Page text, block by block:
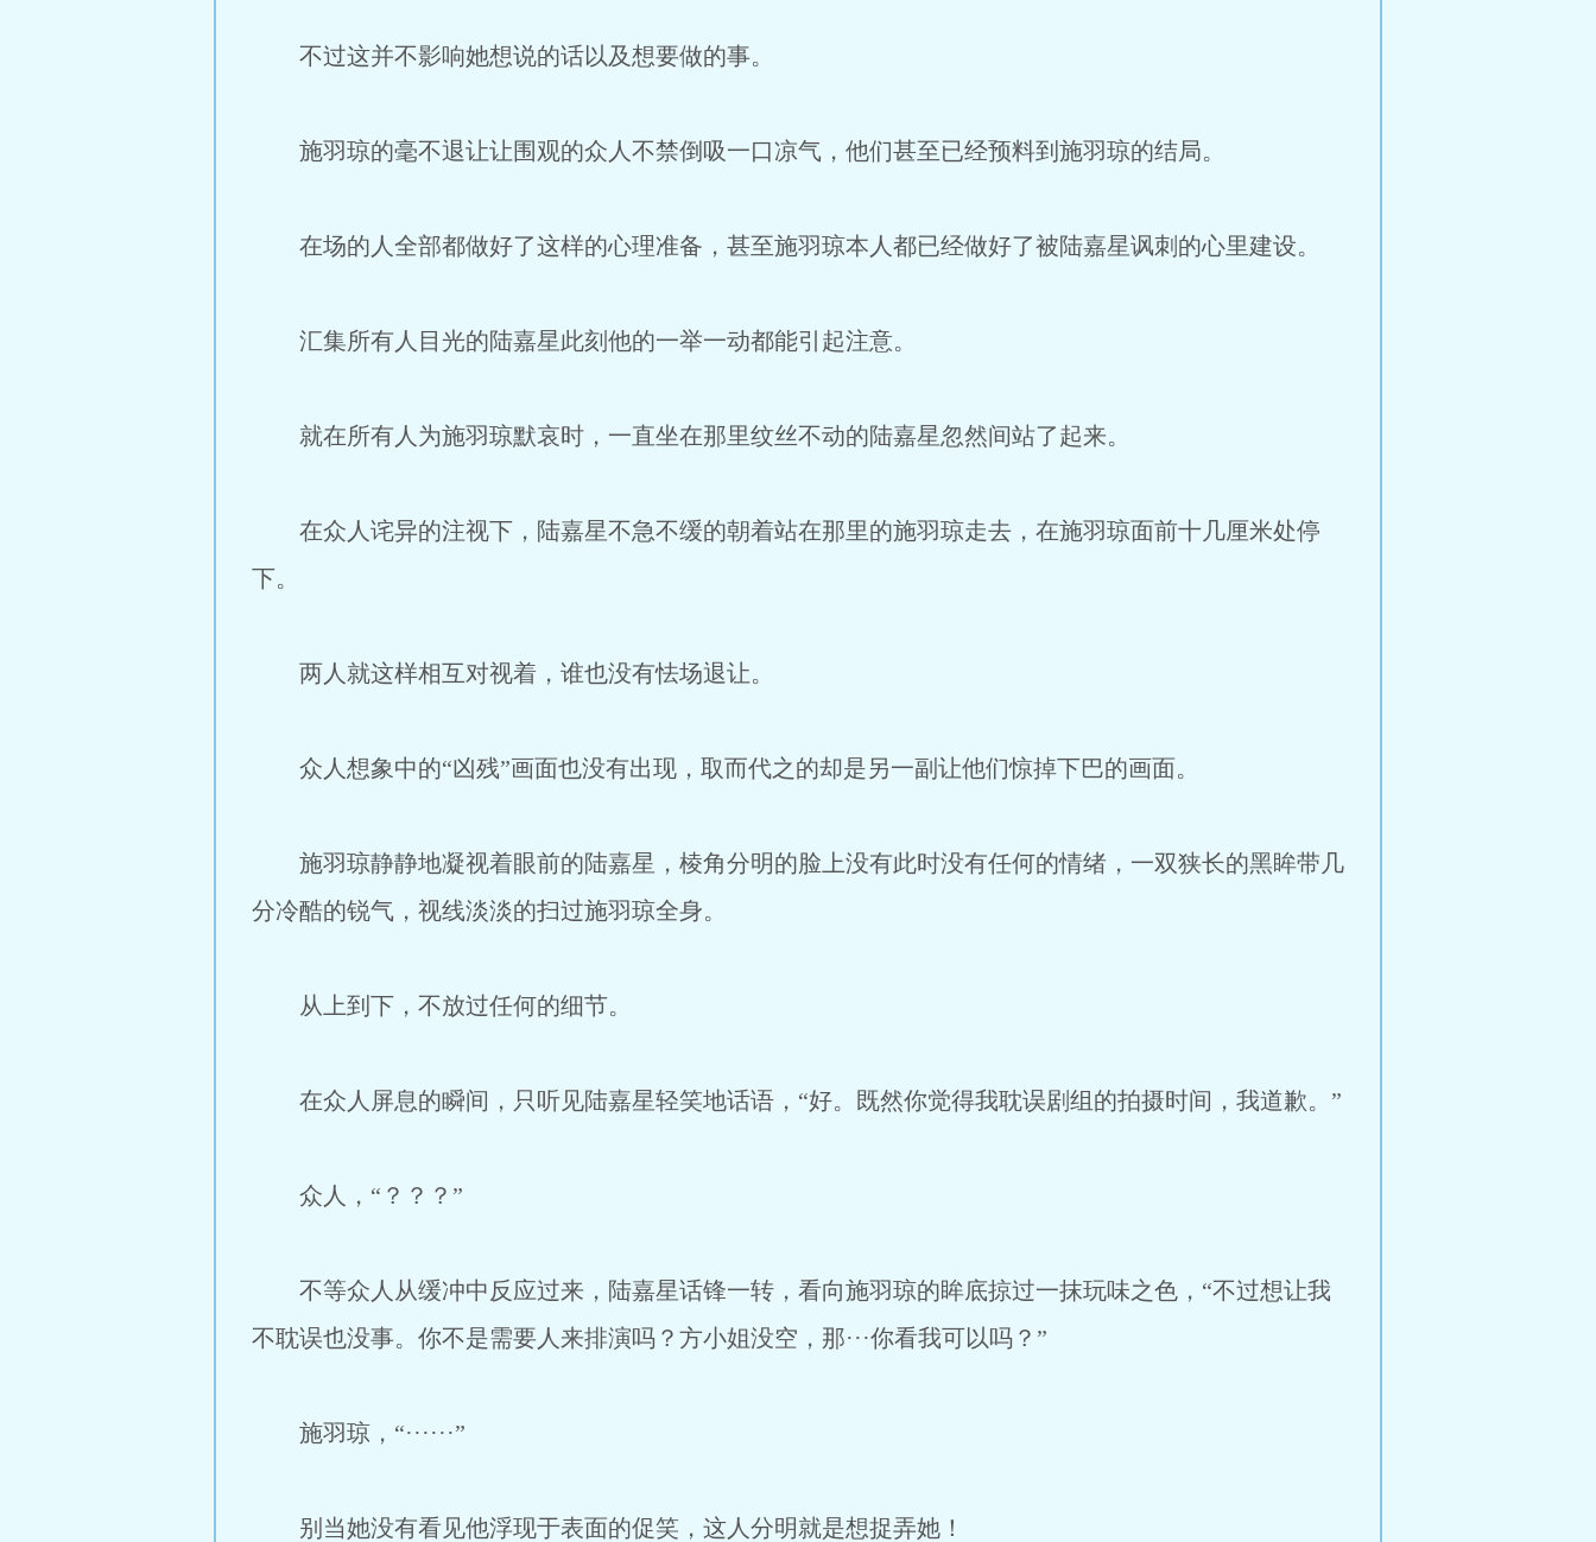
不过这并不影响她想说的话以及想要做的事。
施羽琼的毫不退让让围观的众人不禁倒吸一口凉气，他们甚至已经预料到施羽琼的结局。
在场的人全部都做好了这样的心理准备，甚至施羽琼本人都已经做好了被陆嘉星讽刺的心里建设。
汇集所有人目光的陆嘉星此刻他的一举一动都能引起注意。
就在所有人为施羽琼默哀时，一直坐在那里纹丝不动的陆嘉星忽然间站了起来。
在众人诧异的注视下，陆嘉星不急不缓的朝着站在那里的施羽琼走去，在施羽琼面前十几厘米处停
下。
两人就这样相互对视着，谁也没有怯场退让。
众人想象中的“凶残”画面也没有出现，取而代之的却是另一副让他们惊掉下巴的画面。
施羽琼静静地凝视着眼前的陆嘉星，棱角分明的脸上没有此时没有任何的情绪，一双狭长的黑眸带几
分冷酷的锐气，视线淡淡的扫过施羽琼全身。
从上到下，不放过任何的细节。
在众人屏息的瞬间，只听见陆嘉星轻笑地话语，“好。既然你觉得我耽误剧组的拍摄时间，我道歉。”
众人，“？？？”
不等众人从缓冲中反应过来，陆嘉星话锋一转，看向施羽琼的眸底掠过一抹玩味之色，“不过想让我
不耽误也没事。你不是需要人来排演吗？方小姐没空，那···你看我可以吗？”
施羽琼，“······”
别当她没有看见他浮现于表面的促笑，这人分明就是想捉弄她！